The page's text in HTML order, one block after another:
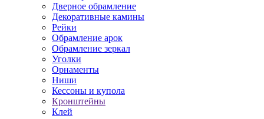
Дверное обрамление
Декоративные камины
Рейки
Обрамление арок
Обрамление зеркал
Уголки
Орнаменты
Ниши
Кессоны и купола
Кронштейны
Клей